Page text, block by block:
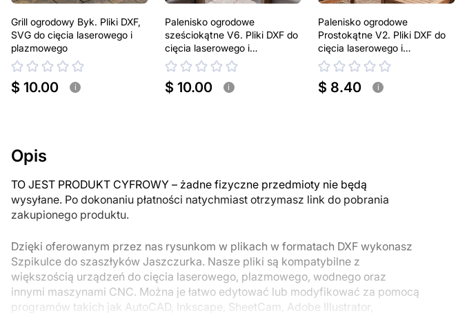
Grill ogrodowy Byk. Pliki DXF,
SVG do cięcia laserowego i
plazmowego
$ 10.00 i
Palenisko ogrodowe
sześciokątne V6. Pliki DXF do
cięcia laserowego i
plazmowego
$ 10.00 i
Palenisko ogrodowe
Prostokątne V2. Pliki DXF do
cięcia laserowego i
plazmowego
$ 8.40 i
Opis
TO JEST PRODUKT CYFROWY – żadne fizyczne przedmioty nie będą
wysyłane. Po dokonaniu płatności natychmiast otrzymasz link do pobrania
zakupionego produktu.
Dzięki oferowanym przez nas rysunkom w plikach w formatach DXF wykonasz
Szpikulce do szaszłyków Jaszczurka. Nasze pliki są kompatybilne z
większością urządzeń do cięcia laserowego, plazmowego, wodnego oraz
innymi maszynami CNC. Można je łatwo edytować lub modyfikować za pomocą
programów takich jak AutoCAD, Inkscape, SheetCam, Adobe Illustrator,